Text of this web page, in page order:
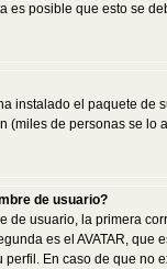
es posible que esto se
instalado el paquete
de personas se
de usuario?
de usuario, la primera
es el AVATAR,
En caso de que